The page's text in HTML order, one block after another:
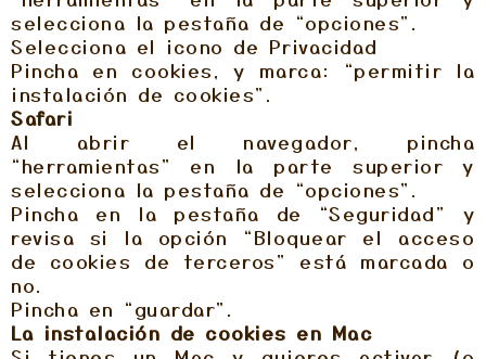
selecciona la pestaña de “opciones”.
Selecciona el icono de Privacidad
Pincha en cookies, y marca: “permitir la
instalación de cookies”.
Safari
Al abrir el navegador, pincha
“herramientas” en la parte superior y
selecciona la pestaña de “opciones”.
Pincha en la pestaña de “Seguridad” y
revisa si la opción “Bloquear el acceso
de cookies de terceros” está marcada o
no.
Pincha en “guardar”.
La instalación de cookies en Mac